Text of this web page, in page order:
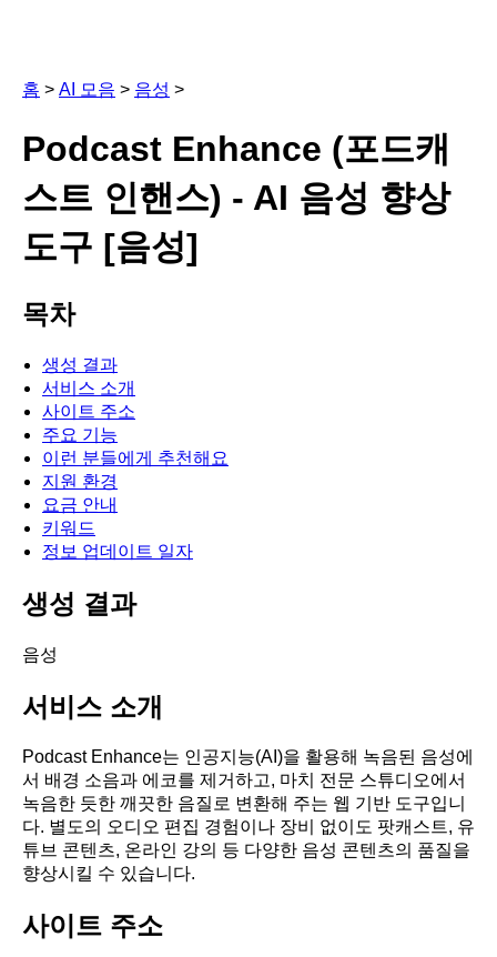
홈 > AI 모음 > 음성 >
Podcast Enhance (포드캐
스트 인핸스) - AI 음성 향상
도구 [음성]
목차
생성 결과
서비스 소개
사이트 주소
주요 기능
이런 분들에게 추천해요
지원 환경
요금 안내
키워드
정보 업데이트 일자
생성 결과
음성
서비스 소개
Podcast Enhance는 인공지능(AI)을 활용해 녹음된 음성에
서 배경 소음과 에코를 제거하고, 마치 전문 스튜디오에서
녹음한 듯한 깨끗한 음질로 변환해 주는 웹 기반 도구입니
다. 별도의 오디오 편집 경험이나 장비 없이도 팟캐스트, 유
튜브 콘텐츠, 온라인 강의 등 다양한 음성 콘텐츠의 품질을
향상시킬 수 있습니다.
사이트 주소